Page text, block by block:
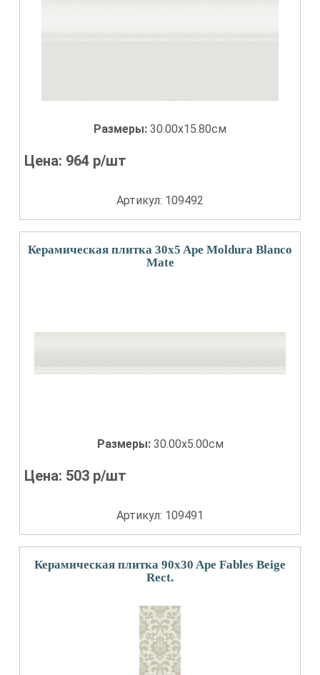
Размеры: 30.00x15.80см
Цена: 964 р/шт
Артикул: 109492
Керамическая плитка 30x5 Ape Moldura Blanco
Mate
Размеры: 30.00x5.00см
Цена: 503 р/шт
Артикул: 109491
Керамическая плитка 90x30 Ape Fables Beige
Rect.